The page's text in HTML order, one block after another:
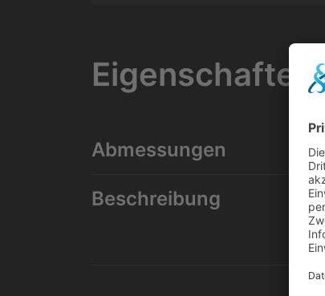
Eigenschaften
Abmessungen
Beschreibung